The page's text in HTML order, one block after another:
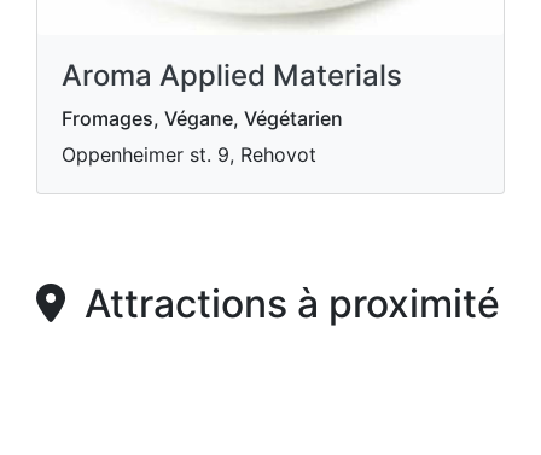
Aroma Applied Materials
Fromages, Végane, Végétarien
Oppenheimer st. 9, Rehovot
Attractions à proximité